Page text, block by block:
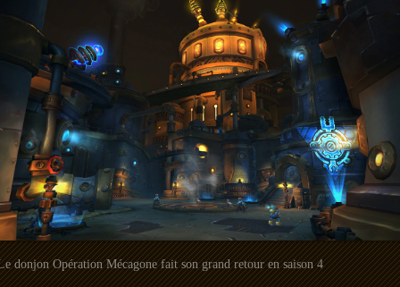
donjon Opération Mécagone fait son grand retour en saison 4